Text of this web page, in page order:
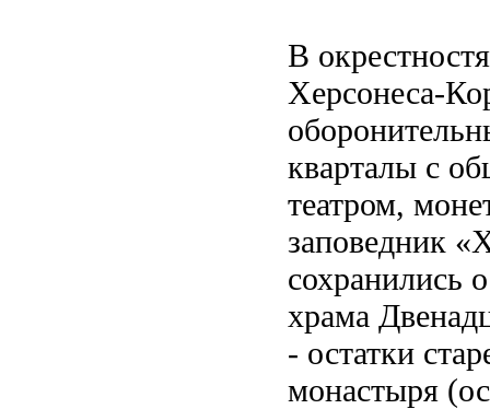
В
Херсонеса-
кварталы с
театром,
заповедник
сохранились
храма
- остатки
монастыря